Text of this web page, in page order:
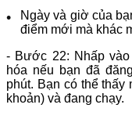
Ngày và giờ của
điểm mới mà khác
- Bước 22: Nhấp
hóa nếu bạn đã
phút. Bạn có thể thấy
khoản) và đang chạy.